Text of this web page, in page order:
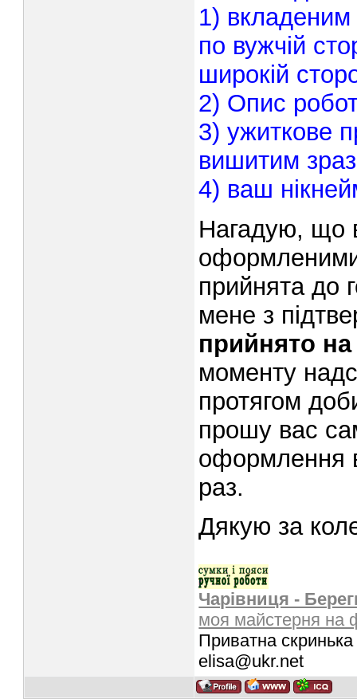
1)
по вужчій
широкій
2) Опис
3) ужиткове
вишитим
4) ваш
Нагадую, що
оформленими
прийнята до
мене з
прийнято
моменту
протягом
прошу вас
оформлення
раз.
Дякую за
Чарівниця -
моя майстерня на
Приватна
elisa@ukr.net